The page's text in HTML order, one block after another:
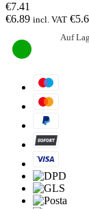
€7.41
€6.89 incl. VAT €
Auf